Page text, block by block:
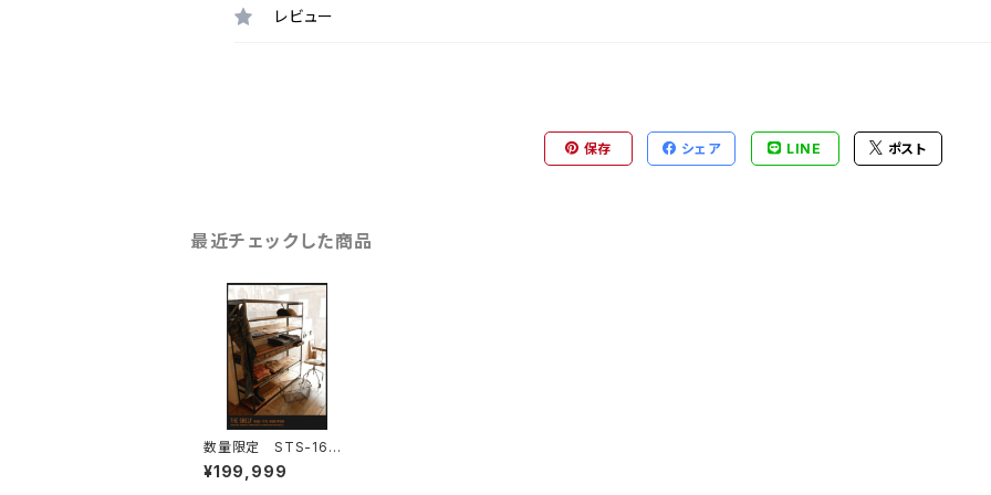
レビュー
保存 シェア LINE ポスト
最近チェックした商品
数量限定 STS-160
大型 シェルフ 収
納棚 ストレージ ア
¥199,999